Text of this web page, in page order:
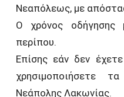
Νεαπόλεως, με
Ο χρόνος οδήγησης
περίπου.
Επίσης εάν δεν
χρησιμοποιήσετε
Νεάπολης Λακωνίας.